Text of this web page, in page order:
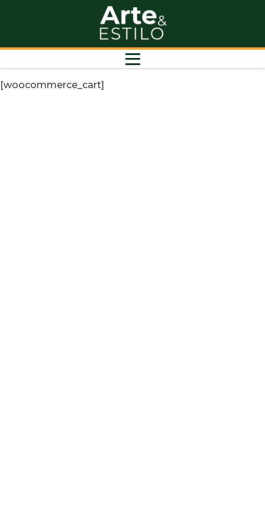
[woocommerce_cart]